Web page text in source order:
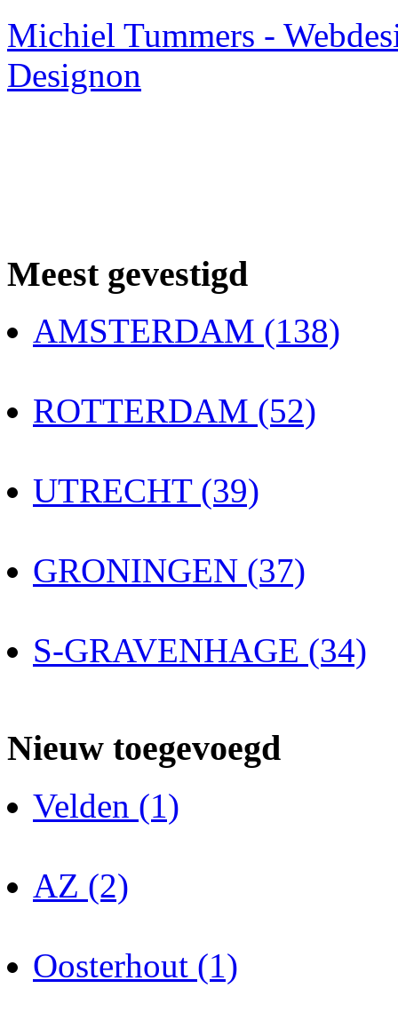
Michiel Tummers -
Designon
Meest gevestigd
AMSTERDAM (138)
ROTTERDAM (52)
UTRECHT (39)
GRONINGEN (37)
S-GRAVENHAGE (34)
Nieuw toegevoegd
Velden (1)
AZ (2)
Oosterhout (1)